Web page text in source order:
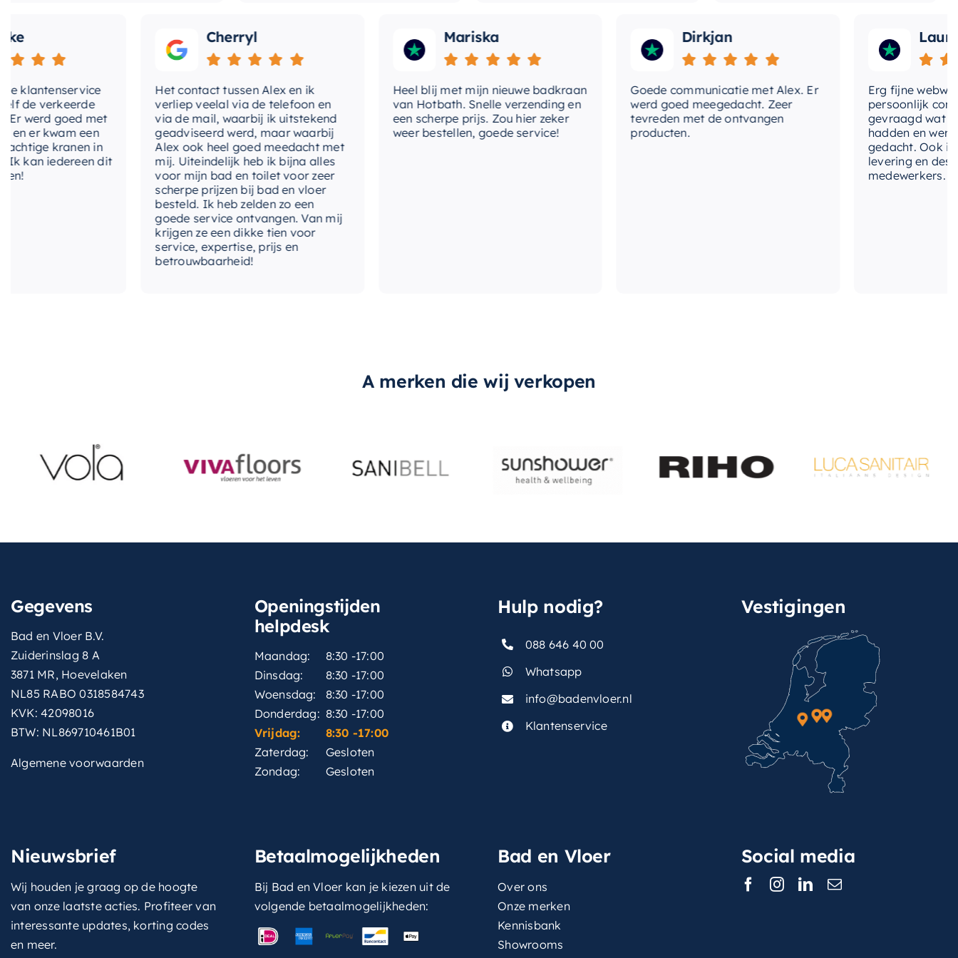
verkeerde
goed met
kwam een
kranen in
iedereen dit
Cherryl
Het contact tussen Alex en ik
verliep veelal via de telefoon en
via de mail, waarbij ik uitstekend
geadviseerd werd, maar waarbij
Alex ook heel goed meedacht met
mij. Uiteindelijk heb ik bijna alles
voor mijn bad en toilet voor zeer
scherpe prijzen bij bad en vloer
besteld. Ik heb zelden zo een
goede service ontvangen. Van mij
krijgen ze een dikke tien voor
service, expertise, prijs en
betrouwbaarheid!
Mariska
Heel blij met mijn nieuwe badkraan
van Hotbath. Snelle verzending en
een scherpe prijs. Zou hier zeker
weer bestellen, goede service!
Dirkjan
Goede communicatie met Alex. Er
werd goed meegedacht. Zeer
tevreden met de ontvangen
producten.
Laura
Erg fijne webwinkel,
persoonlijk contact
gevraagd wat we
hadden en werd
gedacht. Ook in de
levering en
medewerkers. Wij
A merken die wij verkopen
Gegevens
Bad en Vloer B.V.
Zuiderinslag 8 A
3871 MR, Hoevelaken
NL85 RABO 0318584743
KVK: 42098016
BTW: NL869710461B01
Algemene voorwaarden
Openingstijden
helpdesk
Maandag:
8:30 -17:00
Dinsdag:
8:30 -17:00
Woensdag:
8:30 -17:00
Donderdag: 8:30 -17:00
Vrijdag:
8:30 -17:00
Zaterdag:
Gesloten
Zondag:
Gesloten
Hulp nodig?
088 646 40 00
Whatsapp
info@badenvloer.nl
Klantenservice
Vestigingen
Nieuwsbrief
Wij houden je graag op de hoogte
van onze laatste acties. Profiteer van
interessante updates, korting codes
en meer.
Betaalmogelijkheden
Bij Bad en Vloer kan je kiezen uit de
volgende betaalmogelijkheden:
Bad en Vloer
Over ons
Onze merken
Kennisbank
Showrooms
Social media